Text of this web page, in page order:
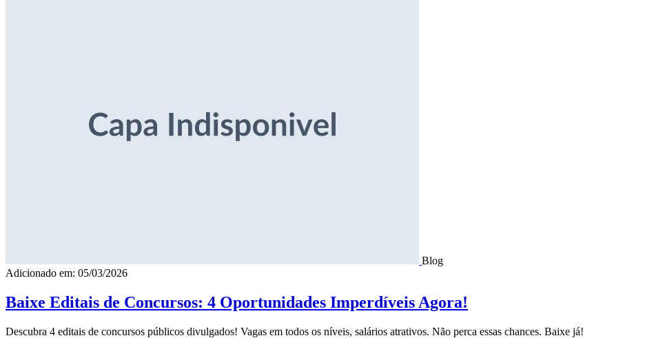
Blog
Adicionado em: 05/03/2026
Baixe Editais de Concursos: 4 Oportunidades Imperdíveis Agora!
Descubra 4 editais de concursos públicos divulgados! Vagas em todos os níveis, salários atrativos. Não perca essas chances. Baixe já!